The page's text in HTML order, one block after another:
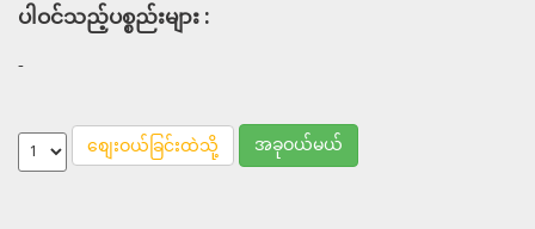
ပါဝင်သည့်ပစ္စည်းများ :
-
စျေးဝယ်ခြင်းထဲသို့ အခုဝယ်မယ်